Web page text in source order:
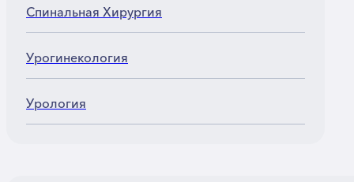
Спинальная Хирургия
Урогинекология
Урология